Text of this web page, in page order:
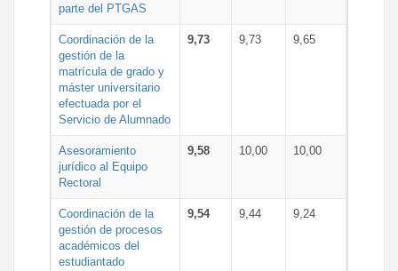
parte del PTGAS
Coordinación de la
gestión de la
matrícula de grado y
máster universitario
efectuada por el
Servicio de Alumnado
9,73 9,73 9,65
Asesoramiento
jurídico al Equipo
Rectoral
9,58 10,00 10,00
Coordinación de la
gestión de procesos
académicos del
estudiantado
9,54 9,44 9,24